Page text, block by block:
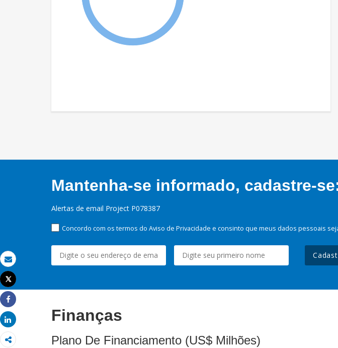
Email
Imprimir
Tweet
Share
Share
Mantenha-se informado, cadastre-
Alertas de email Project P078387
Concordo com os termos do Aviso de Privacidade e consinto que meus dados pessoais
Finanças
Plano De Financiamento (US$ Milhões)